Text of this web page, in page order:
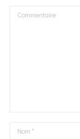
Commentaire
Nom *